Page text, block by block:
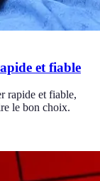
et fiable
rapide et fiable,
le bon choix.